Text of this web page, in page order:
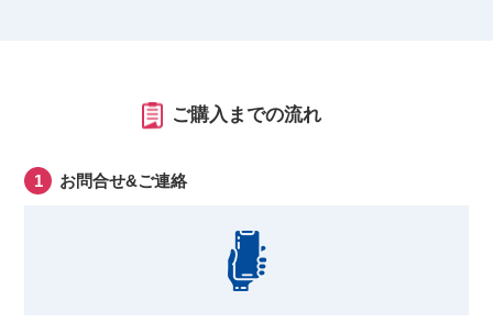
ご購入までの流れ
お問合せ&ご連絡